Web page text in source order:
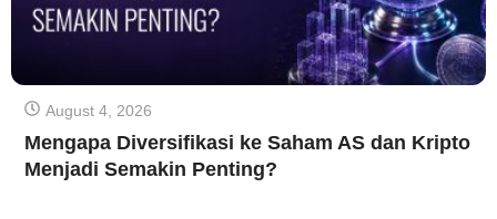
August 4, 2026
Mengapa Diversifikasi ke Saham AS dan Kripto
Menjadi Semakin Penting?